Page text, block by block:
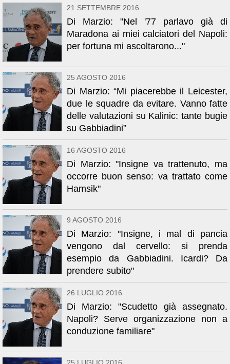
21 SETTEMBRE 2016
Di Marzio: "Nel '77 parlavo già di
Maradona ai miei calciatori del Napoli:
per fortuna mi ascoltarono..."
25 AGOSTO 2016
Di Marzio: “Mi piacerebbe il Leicester,
due le squadre da evitare. Vanno fatte
delle valutazioni su Kalinic: tante bugie
su Gabbiadini”
16 AGOSTO 2016
Di Marzio: "Insigne va trattenuto, ma
occorre buon senso: va trattato come
Hamsik"
9 AGOSTO 2016
Di Marzio: "Insigne, i mal di pancia
vengono dal cervello: si prenda
esempio da Gabbiadini. Icardi? Da
prendere subito"
26 LUGLIO 2016
Di Marzio: "Scudetto già assegnato.
Napoli? Serve organizzazione non a
conduzione familiare"